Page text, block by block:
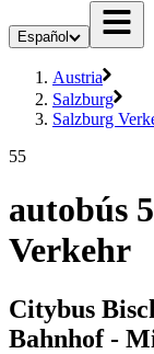
Español
Austria
Salzburg
Salzburg
55
autobús
Verkehr
Citybus
Bahnhof -